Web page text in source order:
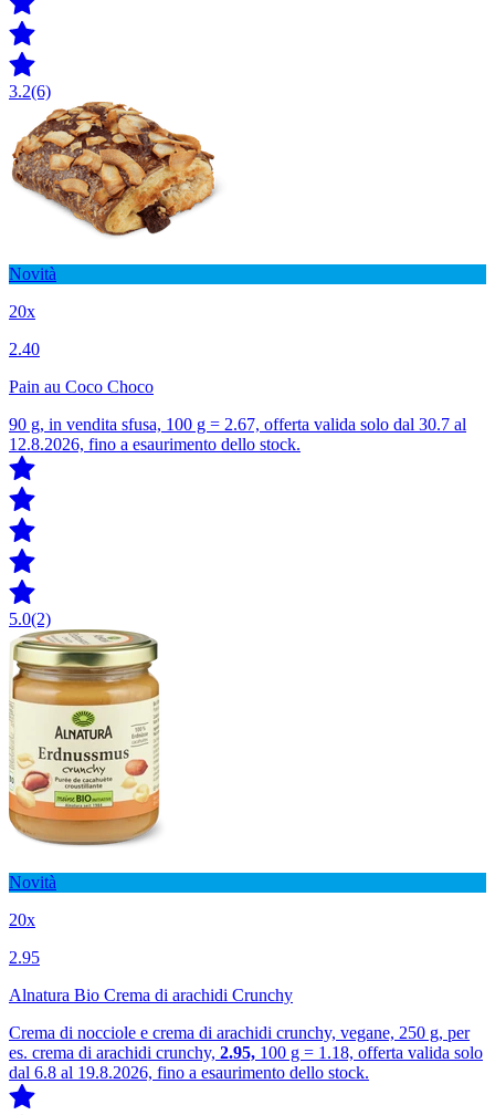
3.2(6)
Novità
20x
2.40
Pain au Coco Choco
90 g, in vendita sfusa, 100 g = 2.67, offerta valida solo dal 30.7 al
12.8.2026, fino a esaurimento dello stock.
5.0(2)
Novità
20x
2.95
Alnatura Bio Crema di arachidi Crunchy
Crema di nocciole e crema di arachidi crunchy, vegane, 250 g, per
es. crema di arachidi crunchy, 2.95, 100 g = 1.18, offerta valida solo
dal 6.8 al 19.8.2026, fino a esaurimento dello stock.